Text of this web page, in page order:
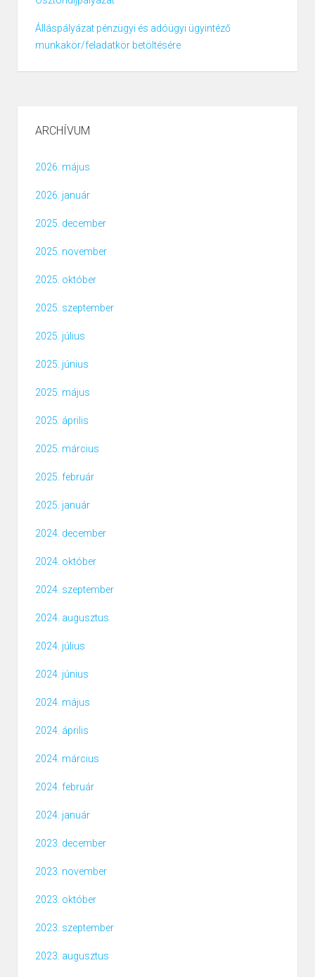
Álláspályázat pénzügyi és adóügyi ügyintéző
munkakör/feladatkör betöltésére
ARCHÍVUM
2026. május
2026. január
2025. december
2025. november
2025. október
2025. szeptember
2025. július
2025. június
2025. május
2025. április
2025. március
2025. február
2025. január
2024. december
2024. október
2024. szeptember
2024. augusztus
2024. július
2024. június
2024. május
2024. április
2024. március
2024. február
2024. január
2023. december
2023. november
2023. október
2023. szeptember
2023. augusztus